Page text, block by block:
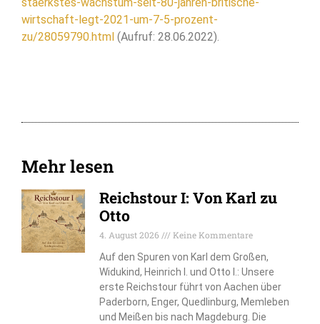
wirtschaft-legt-2021-um-7-5-prozent-
zu/28059790.html (Aufruf: 28.06.2022).
Mehr lesen
Reichstour I: Von Karl zu
Otto
4. August 2026
Keine Kommentare
Auf den Spuren von Karl dem Großen,
Widukind, Heinrich I. und Otto I.: Unsere
erste Reichstour führt von Aachen über
Paderborn, Enger, Quedlinburg, Memleben
und Meißen bis nach Magdeburg. Die